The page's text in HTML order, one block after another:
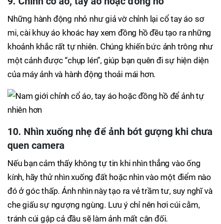
Những hành động nhỏ như giả vờ chỉnh lại cổ tay áo sơ
mi, cài khuy áo khoác hay xem đồng hồ đều tạo ra những
khoảnh khắc rất tự nhiên. Chúng khiến bức ảnh trông như
một cảnh được “chụp lén”, giúp bạn quên đi sự hiện diện
của máy ảnh và hành động thoải mái hơn.
10. Nhìn xuống nhẹ để ảnh bớt gượng khi chưa
quen camera
Nếu bạn cảm thấy không tự tin khi nhìn thẳng vào ống
kính, hãy thử nhìn xuống đất hoặc nhìn vào một điểm nào
đó ở góc thấp. Ánh nhìn này tạo ra vẻ trầm tư, suy nghĩ và
che giấu sự ngượng ngùng. Lưu ý chỉ nên hơi cúi cằm,
tránh cúi gập cả đầu sẽ làm ảnh mất cân đối.